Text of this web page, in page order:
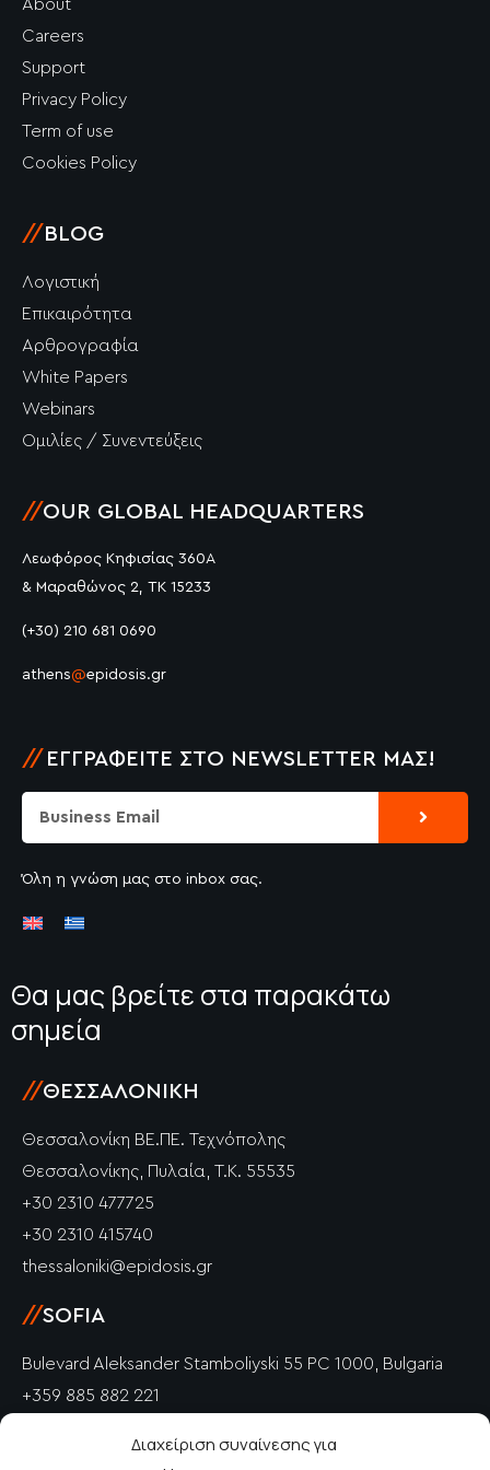
Διαχείριση συναίνεσης για
About
Careers
Support
Privacy Policy
Term of use
Cookies Policy
//BLOG
Λογιστική
Επικαιρότητα
Αρθρογραφία
White Papers
Webinars
Ομιλίες / Συνεντεύξεις
//OUR GLOBAL HEADQUARTERS
Λεωφόρος Κηφισίας 360Α
& Μαραθώνος 2, ΤΚ 15233
(+30) 210 681 0690
athens@epidosis.gr
// ΕΓΓΡΑΦΕΊΤΕ ΣΤΟ NEWSLETTER ΜΑΣ!
Submit
Όλη η γνώση μας στο inbox σας.
Θα μας βρείτε στα παρακάτω
σημεία
//ΘΕΣΣΑΛΟΝΊΚΗ
Θεσσαλονίκη ΒΕ.ΠΕ. Τεχνόπολης
Θεσσαλονίκης, Πυλαία, Τ.Κ. 55535
+30 2310 477725
+30 2310 415740
thessaloniki@epidosis.gr
//SOFIA
Bulevard Aleksander Stamboliyski 55 PC 1000, Bulgaria
+359 885 882 221